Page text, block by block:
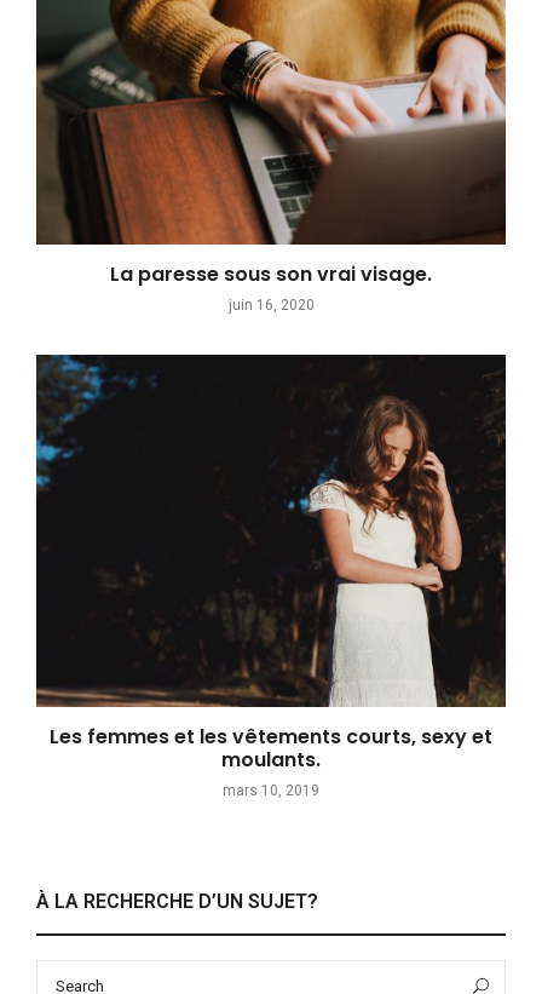
La paresse sous son vrai visage.
juin 16, 2020
Les femmes et les vêtements courts, sexy et
moulants.
mars 10, 2019
À LA RECHERCHE D’UN SUJET?